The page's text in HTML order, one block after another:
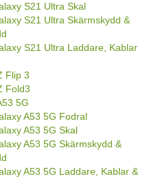
S21 Ultra Skal
S21 Ultra Skärmskydd &
S21 Ultra Laddare, Kablar
Flip 3
Fold3
5G
A53 5G Fodral
A53 5G Skal
A53 5G Skärmskydd &
A53 5G Laddare, Kablar &